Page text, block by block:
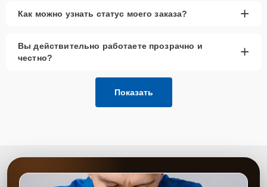
Как можно узнать статус моего заказа? +
Вы действительно работаете прозрачно и
честно?
+
Показать